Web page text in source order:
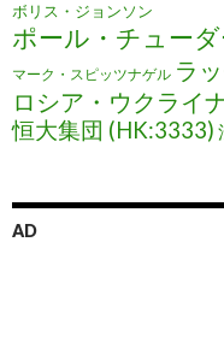
ボリス・ジョンソン
ポール・チュー
マーク・スピッツナゲル ラ
ロシア・ウクライ
恒大集団 (HK:3333)
AD